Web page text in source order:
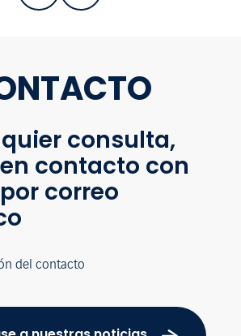
consulta,
contacto con
correo
del contacto